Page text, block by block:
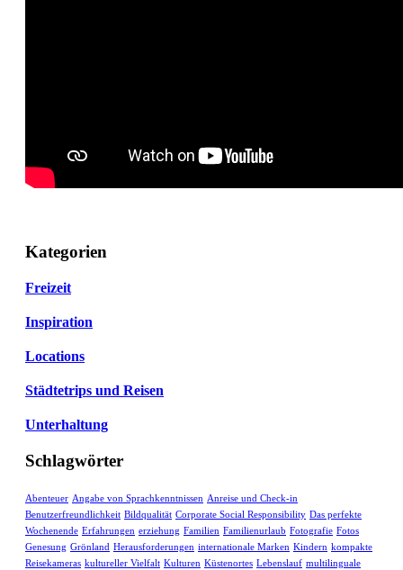
Kategorien
Freizeit
Inspiration
Locations
Städtetrips und Reisen
Unterhaltung
Schlagwörter
Abenteuer Angabe von Sprachkenntnissen Anreise und Check-in
Benutzerfreundlichkeit Bildqualität Corporate Social Responsibility Das perfekte
Wochenende Erfahrungen erziehung Familien Familienurlaub Fotografie Fotos
Genesung Grönland Herausforderungen internationale Marken Kindern kompakte
Reisekameras kultureller Vielfalt Kulturen Küstenortes Lebenslauf multilinguale